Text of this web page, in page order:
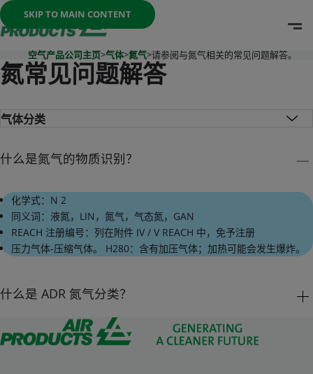
SKIP TO MAIN CONTENT
Once the menu is open you can move between options
空气产品公司主页>气体>氮气>请参阅与氮气相关的常见问题解答。
氮常见问题解答
什么是氮气的物质识别？
化学式：N 2
同义词：液氮，LIN，氮气，气态氮，GAN
REACH 注册编号：列在附件 IV / V REACH 中，免予注册
压力气体-压缩气体。 H280：含有加压气体；加热可能会发生爆炸。
什么是 ADR 氮气分类？
UN / ID 编号：UN 1066